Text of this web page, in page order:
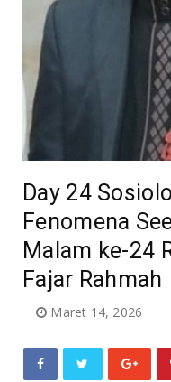
Day 24
Fenomena
Malam ke-24
Fajar Rahmah
Maret 14, 2026